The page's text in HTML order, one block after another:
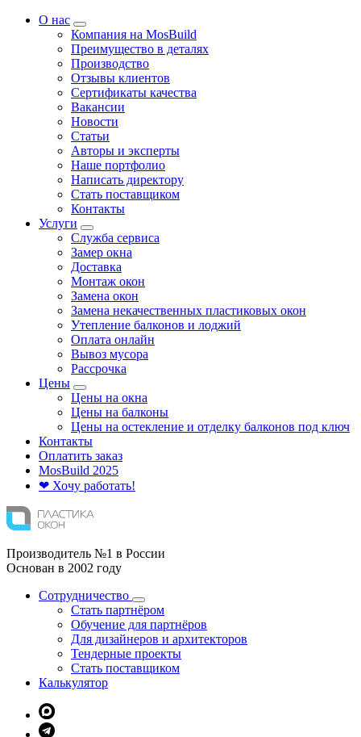
О нас
Компания на MosBuild
Преимущество в деталях
Производство
Отзывы клиентов
Сертификаты качества
Вакансии
Новости
Статьи
Авторы и эксперты
Нашe портфолио
Написать директору
Стать поставщиком
Контакты
Услуги
Служба сервиса
Замер окна
Доставка
Монтаж окон
Замена окон
Замена некачественных пластиковых окон
Утепление балконов и лоджий
Оплата онлайн
Вывоз мусора
Рассрочка
Цены
Цены на окна
Цены на балконы
Цены на остекление и отделку балконов под ключ
Контакты
Оплатить заказ
MosBuild 2025
❤ Хочу работать!
Производитель №1 в России
Основан в 2002 году
Сотрудничество
Стать партнёром
Обучение для партнёров
Для дизайнеров и архитекторов
Тендерные проекты
Стать поставщиком
Калькулятор